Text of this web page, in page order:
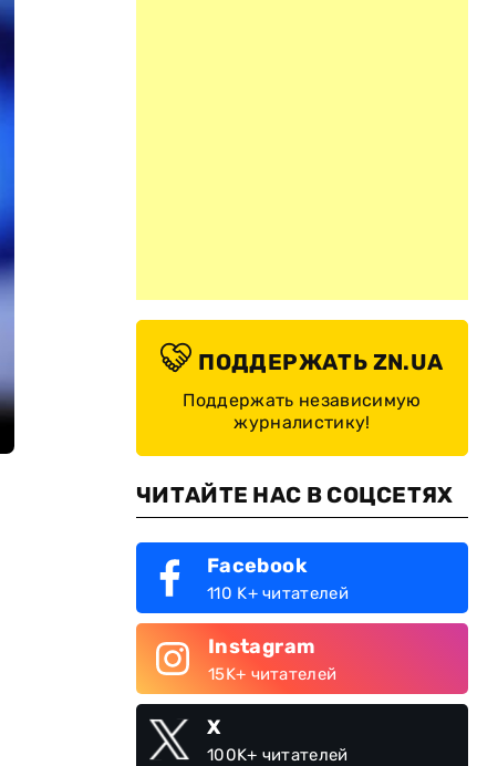
ПОДДЕРЖАТЬ ZN.UA
Поддержать независимую
журналистику!
ЧИТАЙТЕ НАС В СОЦСЕТЯХ
Facebook
110 K+ читателей
Instagram
15K+ читателей
X
100K+ читателей